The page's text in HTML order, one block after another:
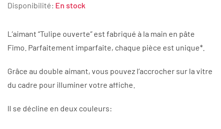
Disponibilité: En stock
L’aimant “Tulipe ouverte” est fabriqué à la main en pâte
Fimo. Parfaitement imparfaite, chaque pièce est unique*.
Grâce au double aimant, vous pouvez l’accrocher sur la vitre
du cadre pour illuminer votre affiche.
Il se décline en deux couleurs: